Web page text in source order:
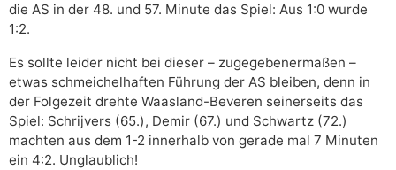
die AS in der 48. und 57. Minute das Spiel: Aus 1:0 wurde
1:2.
Es sollte leider nicht bei dieser – zugegebenermaßen –
etwas schmeichelhaften Führung der AS bleiben, denn in
der Folgezeit drehte Waasland-Beveren seinerseits das
Spiel: Schrijvers (65.), Demir (67.) und Schwartz (72.)
machten aus dem 1-2 innerhalb von gerade mal 7 Minuten
ein 4:2. Unglaublich!